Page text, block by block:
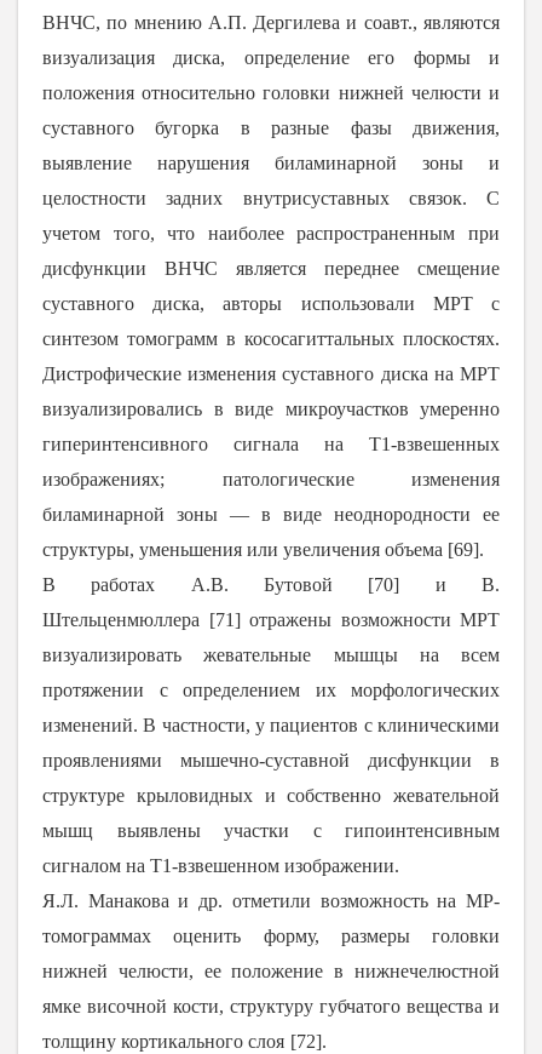
ВНЧС, по мнению А.П. Дергилева и соавт., являются
визуализация диска, определение его формы и
положения относительно головки нижней челюсти и
суставного бугорка в разные фазы движения,
выявление нарушения биламинарной зоны и
целостности задних внутрисуставных связок. С
учетом того, что наиболее распространенным при
дисфункции ВНЧС является переднее смещение
суставного диска, авторы использовали МРТ с
синтезом томограмм в кососагиттальных плоскостях.
Дистрофические изменения суставного диска на МРТ
визуализировались в виде микроучастков умеренно
гиперинтенсивного сигнала на Т1-взвешенных
изображениях; патологические изменения
биламинарной зоны ― в виде неоднородности ее
структуры, уменьшения или увеличения объема [69].
В работах А.В. Бутовой [‎70] и В.
Штельценмюллера [71] отражены возможности МРТ
визуализировать жевательные мышцы на всем
протяжении с определением их морфологических
изменений. В частности, у пациентов с клиническими
проявлениями мышечно-суставной дисфункции в
структуре крыловидных и собственно жевательной
мышц выявлены участки с гипоинтенсивным
сигналом на Т1-взвешенном изображении.
Я.Л. Манакова и др. отметили возможность на МР-
томограммах оценить форму, размеры головки
нижней челюсти, ее положение в нижнечелюстной
ямке височной кости, структуру губчатого вещества и
толщину кортикального слоя [72].